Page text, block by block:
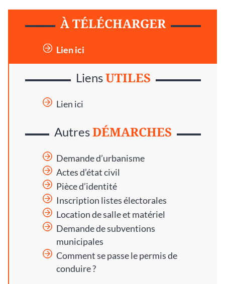
À TÉLÉCHARGER
Lien ici
LiensUTILES
Lien ici
AutresDÉMARCHES
Demande d’urbanisme
Actes d’état civil
Pièce d’identité
Inscription listes électorales
Location de salle et matériel
Demande de subventions
municipales
Comment se passe le permis de
conduire ?